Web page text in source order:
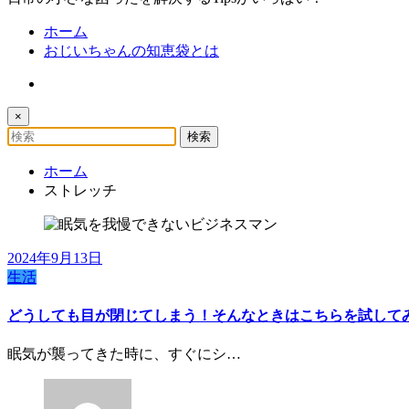
ホーム
おじいちゃんの知恵袋とは
×
ホーム
ストレッチ
2024年9月13日
生活
どうしても目が閉じてしまう！そんなときはこちらを試して
眠気が襲ってきた時に、すぐにシ…